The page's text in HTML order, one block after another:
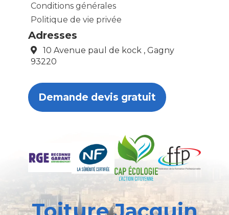
Conditions générales
Politique de vie privée
Adresses
10 Avenue paul de kock , Gagny
93220
Demande devis gratuit